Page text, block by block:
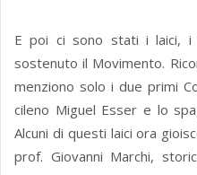
E poi ci sono stati i laici, i
sostenuto il Movimento.
menziono solo i due primi
cileno Miguel Esser e lo
Alcuni di questi laici ora
prof. Giovanni Marchi,